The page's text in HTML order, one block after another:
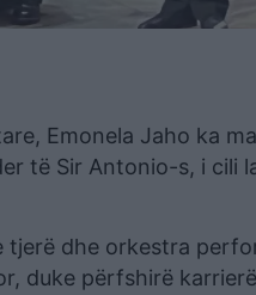
Emonela Jaho ka
të Sir Antonio-s, i cili
dhe orkestra
duke përfshirë